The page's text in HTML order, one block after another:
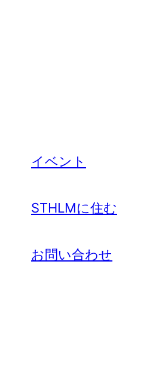
イベント
STHLMに住む
お問い合わせ